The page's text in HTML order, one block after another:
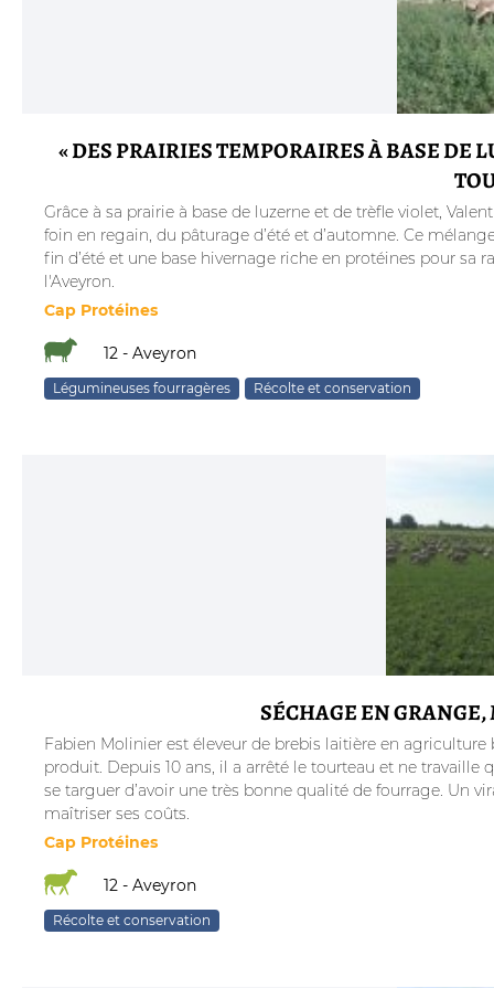
« DES PRAIRIES TEMPORAIRES À BASE DE
Grâce à sa prairie à base de luzerne et de trèfle violet,
foin en regain, du pâturage d’été et d’automne. Ce
fin d’été et une base hivernage riche en protéines pour
l'Aveyron.
Cap Protéines
12 - Aveyron
Légumineuses fourragères Récolte et conservation
SÉCHAGE EN
Fabien Molinier est éleveur de brebis laitière en
produit. Depuis 10 ans, il a arrêté le tourteau et ne travaille
se targuer d’avoir une très bonne qualité de fourrage. Un
maîtriser ses coûts.
Cap Protéines
12 - Aveyron
Récolte et conservation